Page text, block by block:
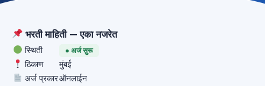
भरती माहिती — एका नजरेत
स्थिती ● अर्ज सुरू
ठिकाण
मुंबई
अर्ज प्रकारऑनलाईन